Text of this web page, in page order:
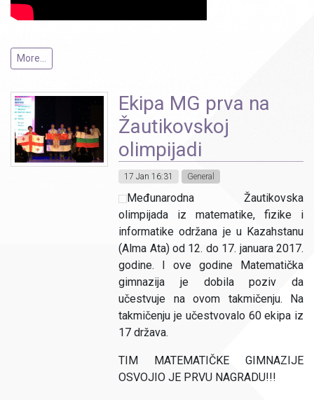
More...
Ekipa MG prva na
Žautikovskoj
olimpijadi
17 Jan 16:31 General
Međunarodna Žautikovska
olimpijada iz matematike, fizike i
informatike održana je u Kazahstanu
(Alma Ata) od 12. do 17. januara 2017.
godine. I ove godine Matematička
gimnazija je dobila poziv da
učestvuje na ovom takmičenju. Na
takmičenju je učestvovalo 60 ekipa iz
17 država.
TIM MATEMATIČKE GIMNAZIJE
OSVOJIO JE PRVU NAGRADU!!!